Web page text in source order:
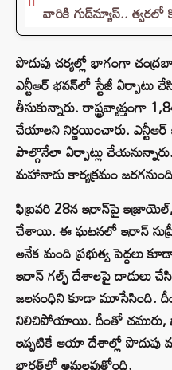
వారికి గుడ్‌న్యూస్.. త్వరలో
పొదుపు చర్యల్లో భాగంగా
ఎన్టీఆర్ భవన్‌లో స్టేజీ ఏర్పాటు
తీసుకున్నారు. రాష్ట్రవ్యాప్తంగా
చేయాలని నిర్ణయించారు.
పాల్గొనేలా ఏర్పాట్లు
మహానాడు కార్యక్రమం
ఫిబ్రవరి 28న ఇరాన్‌పై
చేశాయి. ఈ ఘటనలో ఇరాన్
అనేక మంది ప్రభుత్వ పెద్దలు
ఇరాన్ గల్ఫ్ దేశాలపై దాడులు
జలసంధిని కూడా మూసేసింది.
నిలిచిపోయాయి. దీంతో చమురు,
ఇప్పటికే ఆయా దేశాల్లో పొదుపు